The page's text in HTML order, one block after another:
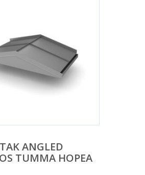
ANGLED
TUMMA HOPEA